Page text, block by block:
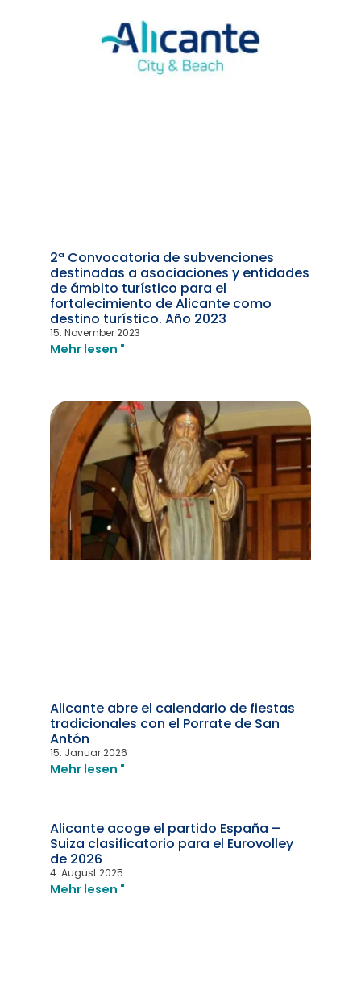
2ª Convocatoria de subvenciones
destinadas a asociaciones y entidades
de ámbito turístico para el
fortalecimiento de Alicante como
destino turístico. Año 2023
15. November 2023
Mehr lesen "
Alicante abre el calendario de fiestas
tradicionales con el Porrate de San
Antón
15. Januar 2026
Mehr lesen "
Alicante acoge el partido España –
Suiza clasificatorio para el Eurovolley
de 2026
4. August 2025
Mehr lesen "